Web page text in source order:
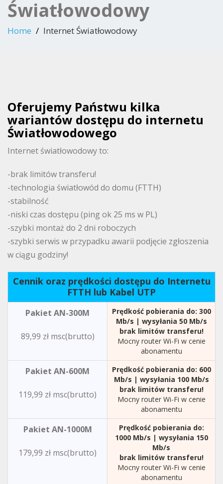
Światłowodowy
Home Internet Światłowodowy
Oferujemy Państwu kilka
wariantów dostępu do internetu
Światłowodowego
Internet światłowodowy to:
-brak limitów transferu!
-technologia światłowód do domu (FTTH)
-stabilność
-niski czas dostępu (ping ok 25 ms w PL)
-szybki montaż do 2 dni roboczych
-szybki serwis w przypadku awarii podjęcie zgłoszenia
w ciągu godziny!
Cennik oraz prędkości dostępu do Internetu
FTTH lub Kabel UTP
Pakiet AN-300M
89,99 zł msc(brutto)
Prędkość pobierania do: 300
Mb/s | wysyłania 50 Mb/s
brak limitów transferu!
Mocny router Wi-Fi w cenie
abonamentu
Pakiet AN-600M
119,99 zł msc(brutto)
Prędkość pobierania do: 600
Mb/s | wysyłania 100 Mb/s
brak limitów transferu!
Mocny router Wi-Fi w cenie
abonamentu
Pakiet AN-1000M
179,99 zł msc(brutto)
Prędkość pobierania do:
1000 Mb/s | wysyłania 150
Mb/s
brak limitów transferu!
Mocny router Wi-Fi w cenie
abonamentu